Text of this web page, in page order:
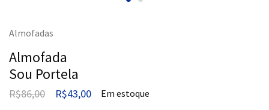
Almofadas
Almofada
Sou Portela
R$86,00 R$43,00 Em estoque